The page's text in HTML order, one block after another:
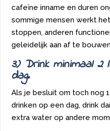
cafeïne inname en duren
sommige mensen werkt
stoppen, anderen
geleidelijk aan af te
3) Drink minimaal
dag.
Als je besluit om toch nog
drinken op een dag, drink
extra water op andere